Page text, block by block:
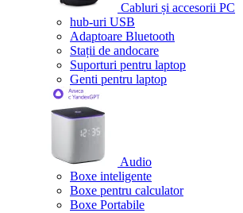
Cabluri și accesorii PC
hub-uri USB
Adaptoare Bluetooth
Stații de andocare
Suporturi pentru laptop
Genti pentru laptop
Audio
Boxe inteligente
Boxe pentru calculator
Boxe Portabile